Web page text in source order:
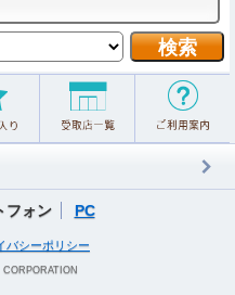
フォン PC
バシーポリシー